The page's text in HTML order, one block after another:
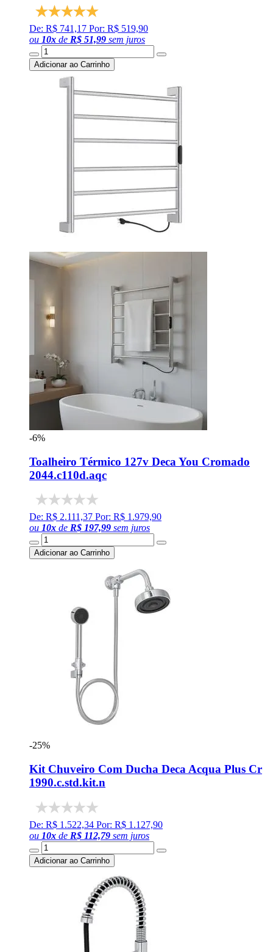
De: R$ 741,17 Por: R$ 519,90
ou 10x de R$ 51,99 sem juros
Adicionar ao Carrinho
-6%
Toalheiro Térmico 127v Deca You Cromado
2044.c110d.aqc
De: R$ 2.111,37 Por: R$ 1.979,90
ou 10x de R$ 197,99 sem juros
Adicionar ao Carrinho
-25%
Kit Chuveiro Com Ducha Deca Acqua Plus Cr
1990.c.std.kit.n
De: R$ 1.522,34 Por: R$ 1.127,90
ou 10x de R$ 112,79 sem juros
Adicionar ao Carrinho